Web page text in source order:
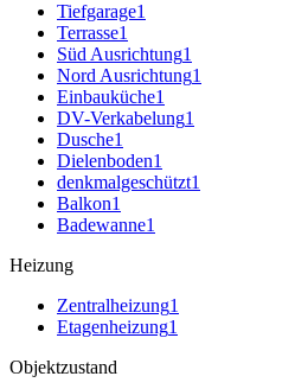
Tiefgarage1
Terrasse1
Süd Ausrichtung1
Nord Ausrichtung1
Einbauküche1
DV-Verkabelung1
Dusche1
Dielenboden1
denkmalgeschützt1
Balkon1
Badewanne1
Heizung
Zentralheizung1
Etagenheizung1
Objektzustand